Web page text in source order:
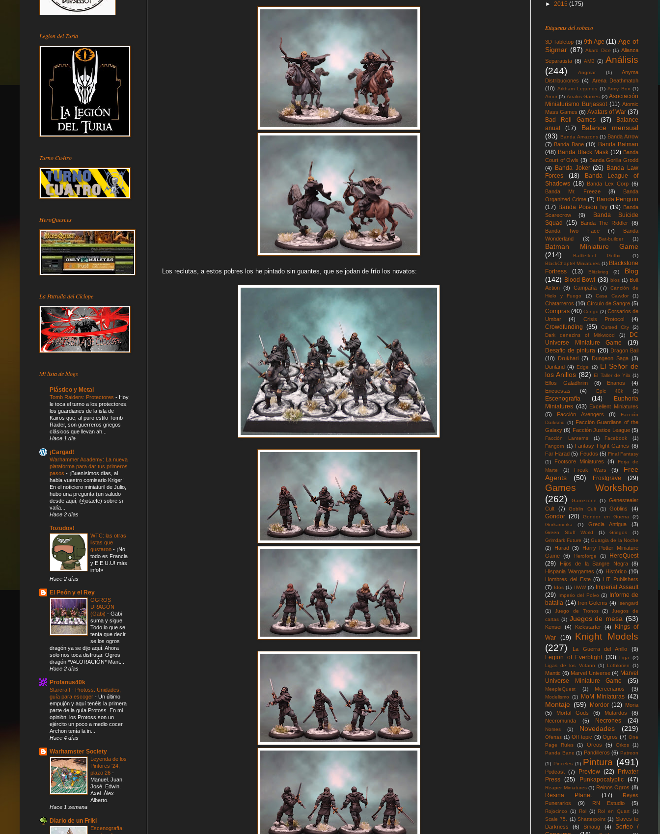
Los reclutas, a estos pobres los he pintado sin guantes, que se jodan de frío los novatos:
Legion del Turia
Turno Cu4tro
HeroQuest.es
La Patrulla del Cíclope
Mi lista de blogs
Plástico y Metal
Tomb Raiders: Protectores - Hoy
le toca el turno a los protectores,
los guardianes de la isla de
Kairos que, al puro estilo Tomb
Raider, son guerreros griegos
clásicos que llevan ah...
Hace 1 día
¡Cargad!
Warhammer Academy: La nueva
plataforma para dar tus primeros
pasos - ¡Buenísimos días, al
habla vuestro comisario Kriger!
En el noticiero miniaturil de Julio,
hubo una pregunta (un saludo
desde aquí, @jotaefe) sobre si
valía...
Hace 2 días
Tozudos!
WTC: las otras
listas que
gustaron - ¡No
todo es Francia
y E.E.U.U! más
info!»
Hace 2 días
El Peón y el Rey
OGROS
DRAGÓN
(Gabi) - Gabi
suma y sigue.
Todo lo que se
tenía que decir
se los ogros
dragón ya se dijo aquí. Ahora
solo nos toca disfrutar. Ogros
dragón *VALORACIÓN* Mant...
Hace 2 días
Profanus40k
Starcraft - Protoss: Unidades,
guía para escoger - Un último
empujón y aquí tenéis la primera
parte de la guía Protoss. En mi
opinión, los Protoss son un
ejército un poco a medio cocer.
Archon tenía la in...
Hace 4 días
Warhamster Society
Leyenda de los
Pintores '24,
plazo 26 -
Manuel. Juan.
José. Edwin.
Axel. Álex.
Alberto.
Hace 1 semana
Diario de un Friki
Escenografía:
► 2015 (175)
Etiquetas del sobaco
3D Tabletop (3) 9th Age (11) Age of
Sigmar (87) Akaro Dice (1) Alianza
Separatista (8) AMB (2) Análisis
(244)
Angmar (1)
Anyma
Distribuciones
(4)
Arena Deathmatch
(10) Arkham Legends (1) Army Box (1)
Arnor (2) Arrakis Games (2) Asociación
Miniaturismo Burjassot (11) Atomic
Mass Games (6) Avatars of War (37)
Bad Roll Games
(37)
Balance
anual
(17)
Balance mensual
(93)
Banda Amazons (1) Banda Arrow
(7) Banda Bane (10)
Banda Batman
(48) Banda Black Mask (12) Banda
Court of Owls (3) Banda Gorilla Grodd
(4)
Banda Joker (26) Banda Law
Forces
(18)
Banda League of
Shadows (18) Banda Lex Corp (6)
Banda Mr. Freeze
(8)
Banda
Organized Crime (7) Banda Penguin
(17) Banda Poison Ivy (19) Banda
Scarecrow
(9)
Banda Suicide
Squad
(15) Banda The Riddler (8)
Banda Two Face
(7)
Banda
Wonderland
(3) Bat-builder (1)
Batman Miniature Game
(214)
Battlefleet Gothic
(1)
BlackChaptel Miniatures (1) Blackstone
Fortress
(13) Blitzkrieg (2)
Blog
(142) Blood Bowl (33) blos (1) Bolt
Action (3) Campaña (7)
Canción de
Hielo y Fuego
(2) Casa Cawdor (1)
Chatarreros (10) Círculo de Sangre (5)
Compras (40) Congo (2) Corsarios de
Umbar
(4) Crisis Protocol (4)
Crowdfunding (35) Cursed City
(2)
Dark denezins of Mirkwood
(1)
DC
Universe Miniature Game
(19)
Desafío de pintura (20) Dragon Ball
(10)
Drukhari (7) Dungeon Saga (3)
Dunland (4) Edge (2) El Señor de
los Anillos (82) El Taller de Yila (1)
Elfos Galadhrim (8) Enanos
(4)
Encuestas
(4) Epic 40k (2)
Escenografía (14)
Euphoria
Miniatures (43) Excellent Miniatures
(5)
Facción Avengers (8)
Facción
Darkseid (1) Facción Guardians of the
Galaxy (6) Facción Justice League (5)
Facción Lanterns (1) Facebook
(1)
Fangorn (1) Fantasy Flight Games (8)
Far Harad (5) Feudos (5) Final Fantasy
(1)
Footsore Miniatures (4)
Forja de
Marte
(1) Freak Wars (3)
Free
Agents
(50) Frostgrave (29)
Games Workshop
(262)
Gamezone (1)
Genestealer
Cult
(7) Goblin Cult (1) Goblins (4)
Gondor (20) Gondor en Guerra
(2)
Gorkamorka
(1) Grecia Antigua (3)
Green Stuff World (1) Griegos
(1)
Grimdark Future (1) Guargia de la Noche
(2)
Harad (3)
Harry Potter Miniature
Game
(6) Heroforge (1)
HeroQuest
(29)
Hijos de la Sangre Negra
(8)
Hispania Wargames (4) Histórico (10)
Hombres del Este (6)
HT Publishers
(7) Idos (1) IIWW (2)
Imperial Assault
(29) Imperio del Polvo (2)
Informe de
batalla (14) Iron Golems (4) Isengard
(1)
Juego de Tronos (2)
Juegos de
cartas (1) Juegos de mesa (53)
Kensei (4) Kickstarter (4)
Kings of
War
(19)
Knight Models
(227)
La Guerra del Anillo (9)
Legion of Everblight (33) Liga
(2)
Ligas de los Votann
(1) Lothlorien (1)
Mantic (6) Marvel Universe (4) Marvel
Universe Miniature Game
(35)
MeepleQuest (1) Mercenarios (3)
Modelismo (1) MoM Miniaturas (42)
Montaje (59) Mordor (12) Moria
(5)
Mortal Gods (6) Mutardos
(8)
Necromunda
(5) Necrones (24)
Norses (1) Novedades (219)
Ofertas (1) Off-topic (3) Ogros (7) One
Page Rules
(1) Orcos (5) Orkos
(1)
Panda Bane (1) Pandilleros (6) Patreon
(1) Pinceles (1) Pintura (491)
Podcast (7) Preview (22)
Privater
Press (25) Punkapocalyptic (47)
Reaper Miniatures (1) Reinos Ogros (8)
Resina Planet (17)
Reyes
Funerarios
(9) RN Estudio (5)
Rojocinco (1) Rol (1) Rol en Quart (1)
Scale 75.
(1) Shatterpoint (1) Slaves to
Darkness
(6) Smaug (4)
Sorteo /